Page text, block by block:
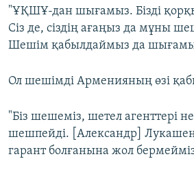
"ҰҚШҰ-дан шығамыз. Бізді
Сіз де, сіздің ағаңыз да мұны
Шешім қабылдаймыз да
Ол шешімді Арменияның өзі
"Біз шешеміз, шетел агенттері не
шешпейді. [Александр]
гарант болғанына жол